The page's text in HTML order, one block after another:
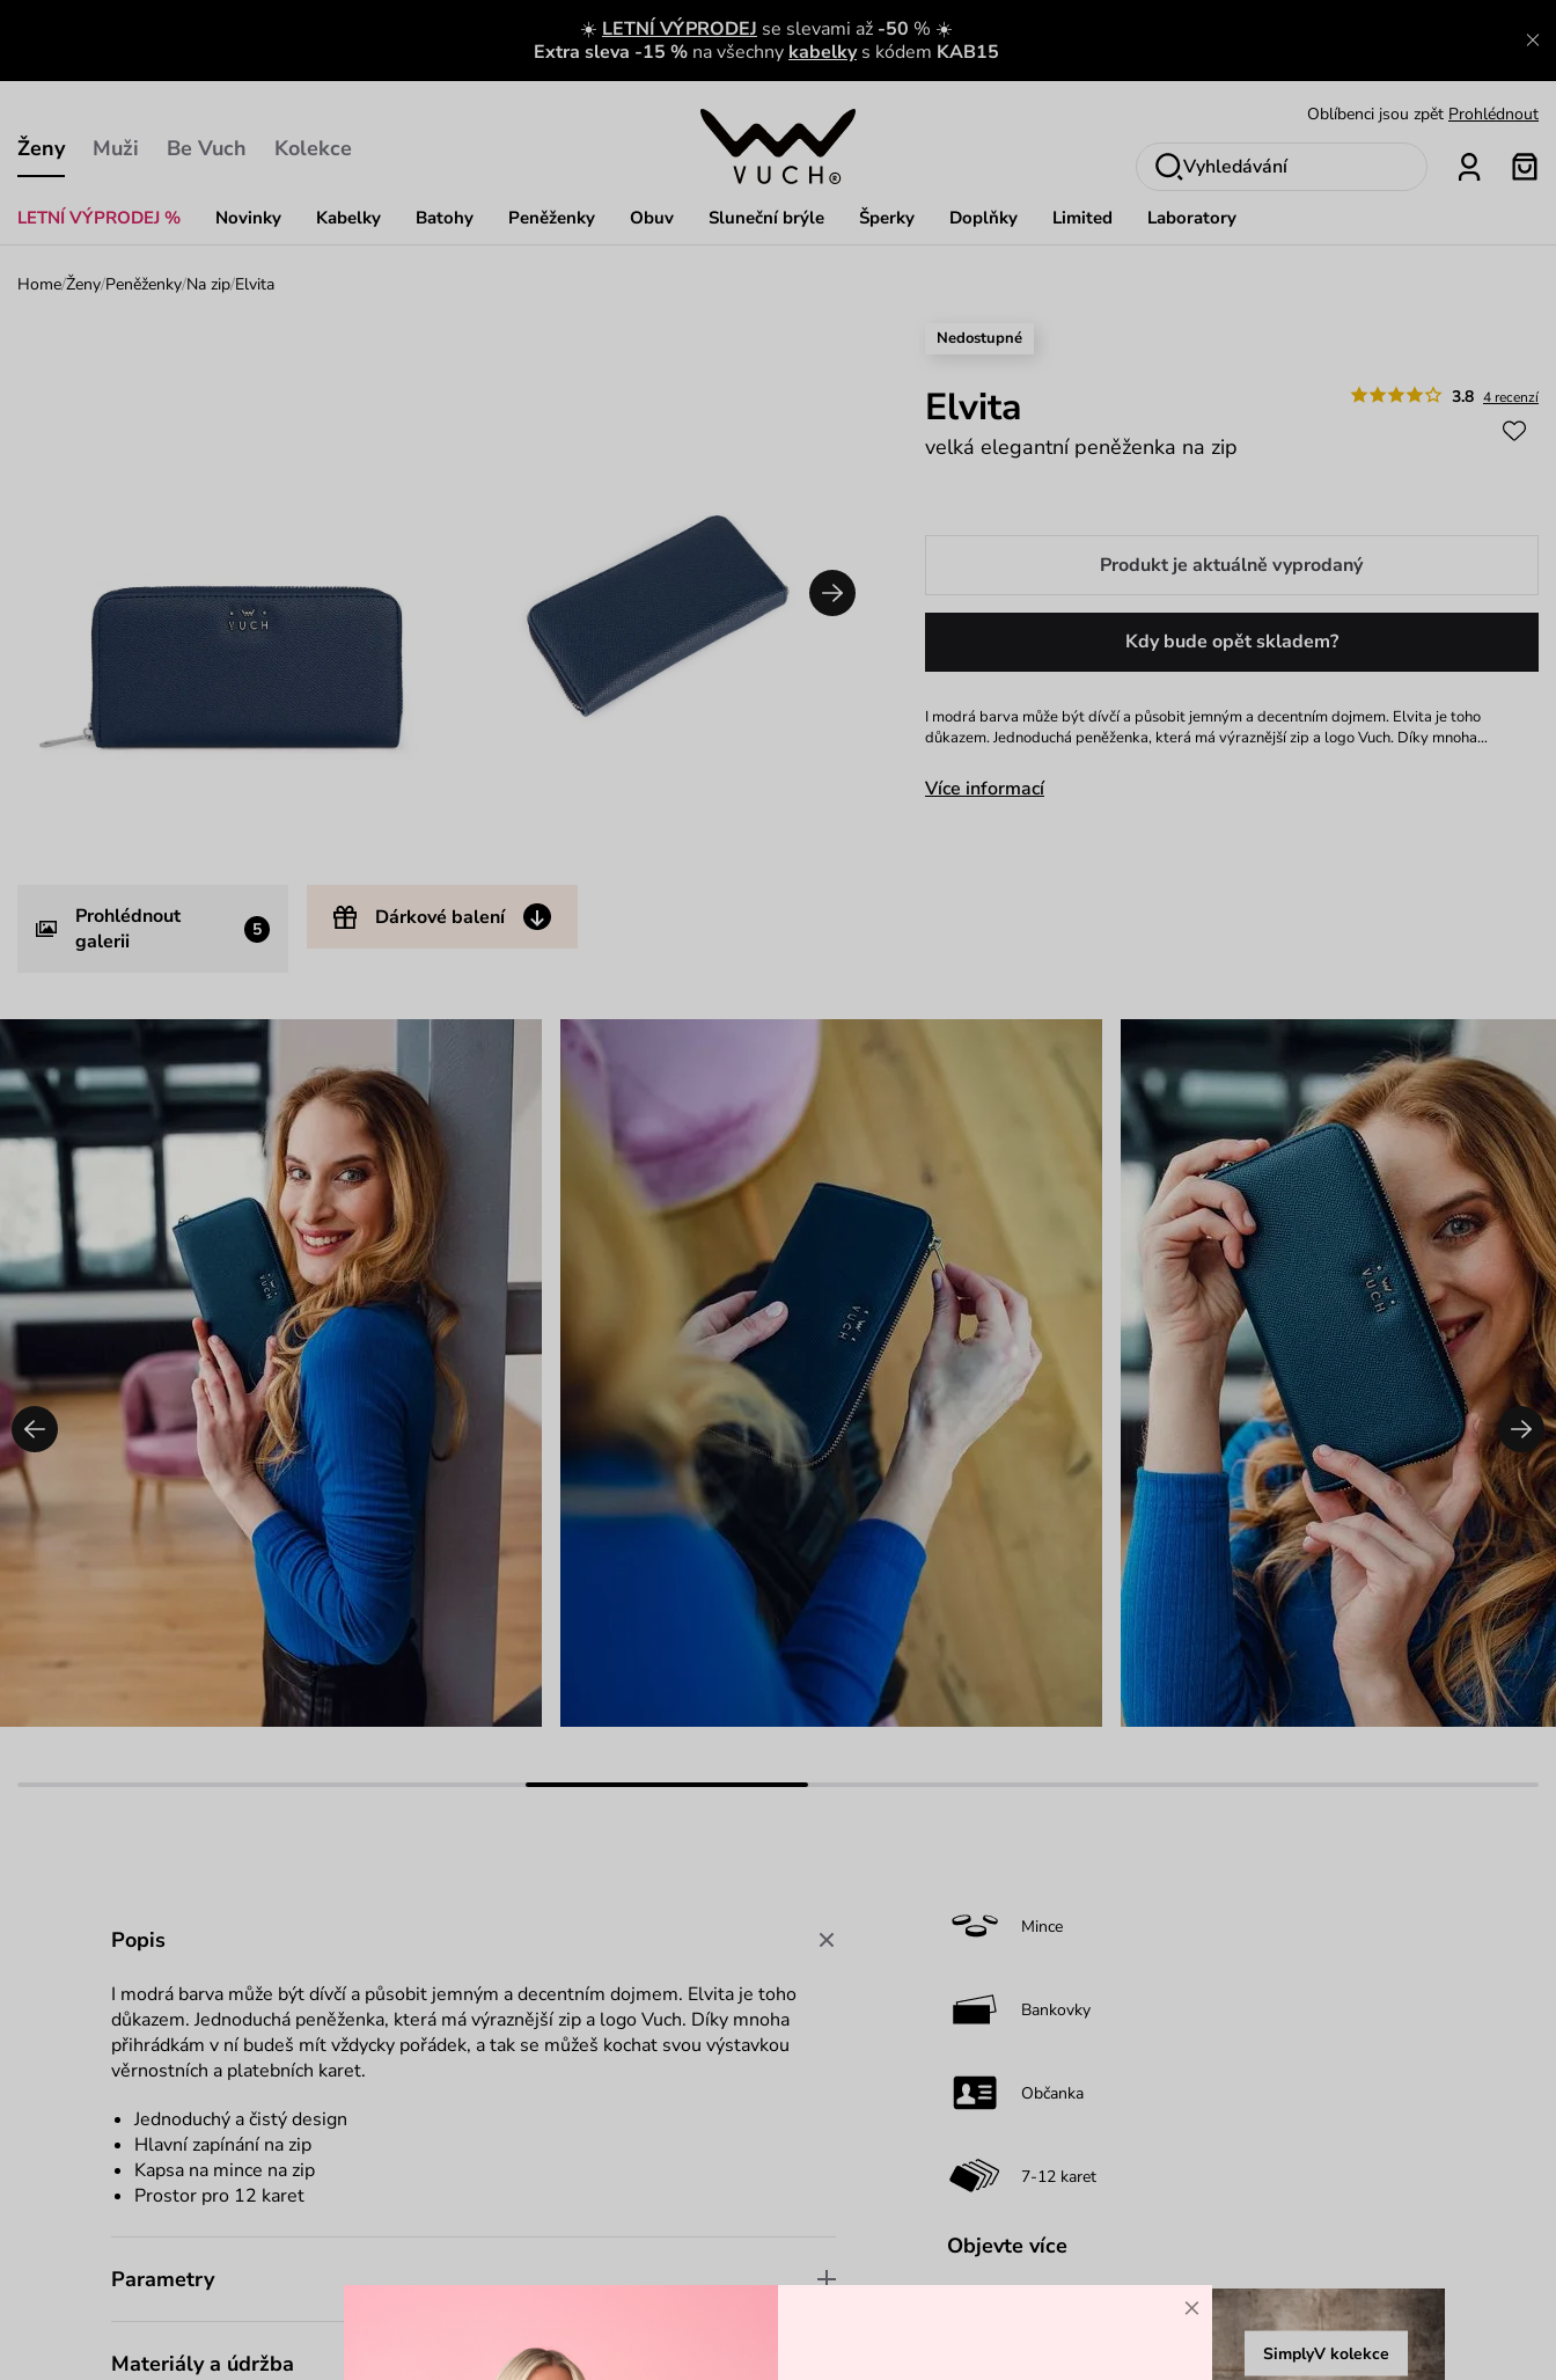
☀️ LETNÍ VÝPRODEJ se slevami až -50 % ☀️
Extra sleva -15 % na všechny kabelkys kódem KAB15
Ženy
LETNÍ VÝPRODEJ % Novinky Kabelky Batohy Peněženky Obuv Sluneční brýle Šperky Doplňky Limited Laboratory
Muži Be Vuch Kolekce
Nech se inspirovat Ukázat
Vyhledávání
Home/Ženy/Peněženky/Na zip/Elvita
Prohlédnout
galerii
5 Dárkové balení
Nedostupné
3.8 4 recenzí
Elvita
velká elegantní peněženka na zip
Produkt je aktuálně vyprodaný
Kdy bude opět skladem?
I modrá barva může být dívčí a působit jemným a decentním dojmem. Elvita je toho
důkazem. Jednoduchá peněženka, která má výraznější zip a logo Vuch. Díky mnoha…
Více informací
Popis
I modrá barva může být dívčí a působit jemným a decentním dojmem. Elvita je toho
důkazem. Jednoduchá peněženka, která má výraznější zip a logo Vuch. Díky mnoha
přihrádkám v ní budeš mít vždycky pořádek, a tak se můžeš kochat svou výstavkou
věrnostních a platebních karet.
Jednoduchý a čistý design
Hlavní zapínání na zip
Kapsa na mince na zip
Prostor pro 12 karet
Parametry
Materiály a údržba
Mince
Bankovky
Občanka
7-12 karet
Objevte více
SimplyV kolekce
×